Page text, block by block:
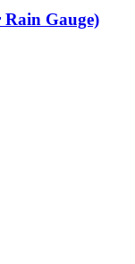
Gauge)